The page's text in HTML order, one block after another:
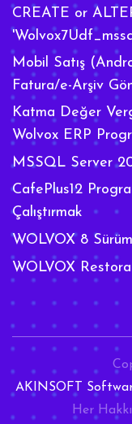
CREATE or
Mobil Satış
Fatura/e-Arşiv
Katma Değer
Wolvox ERP
MSSQL Server
CafePlus12
Çalıştırmak
WOLVOX 8
WOLVOX
AKINSOFT
Her Hakkı